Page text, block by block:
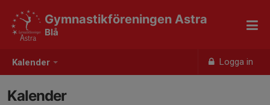
Kalender Logga in
Gymnastikföreningen Astra
Blå
Kalender